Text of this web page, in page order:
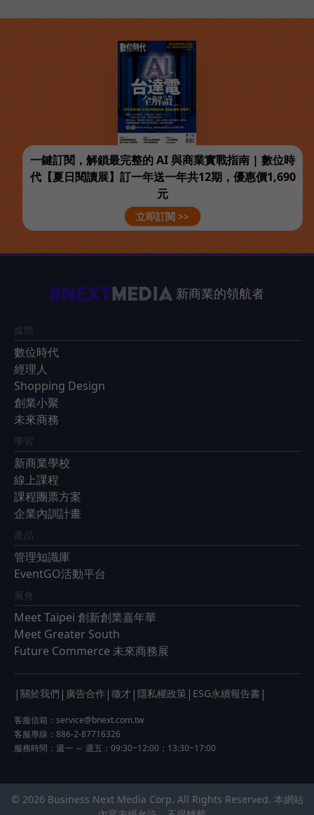
一鍵訂閱，解鎖最完整的 AI 與商業實戰指南 | 數位時
代【夏日閱讀展】訂一年送一年共12期，優惠價1,690
元
立即訂閱 >>
新商業的領航者
媒體
數位時代
經理人
Shopping Design
創業小聚
未來商務
學習
新商業學校
線上課程
課程團票方案
企業內訓計畫
產品
管理知識庫
EventGO活動平台
展會
Meet Taipei 創新創業嘉年華
Meet Greater South
Future Commerce 未來商務展
| 關於我們 | 廣告合作 | 徵才 | 隱私權政策 | ESG永續報告書 |
客服信箱： service@bnext.com.tw
客服專線：886-2-87716326
服務時間：週一 ～ 週五：09:30~12:00；13:30~17:00
© 2026 Business Next Media Corp. All Rights Reserved. 本網站